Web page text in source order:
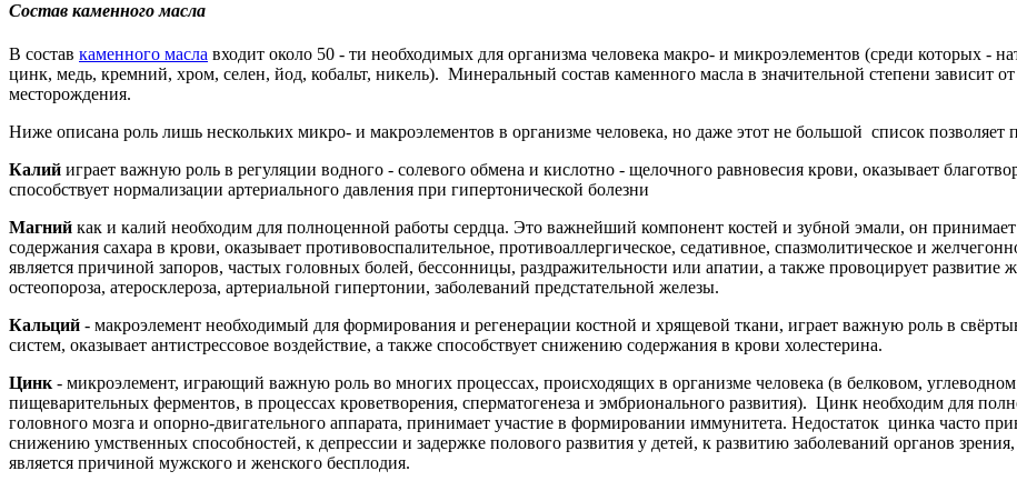
Состав каменного масла
В состав каменного масла входит около 50 - ти необходимых для организма человека макро- и микроэлементов (среди которых -
цинк, медь, кремний, хром, селен, йод, кобальт, никель). Минеральный состав каменного масла в значительной степени зависит от
месторождения.
Ниже описана роль лишь нескольких микро- и макроэлементов в организме человека, но даже этот не большой список позволяет
Калий играет важную роль в регуляции водного - солевого обмена и кислотно - щелочного равновесия крови, оказывает
способствует нормализации артериального давления при гипертонической болезни
Магний как и калий необходим для полноценной работы сердца. Это важнейший компонент костей и зубной эмали, он
содержания сахара в крови, оказывает противовоспалительное, противоаллергическое, седативное, спазмолитическое и
является причиной запоров, частых головных болей, бессонницы, раздражительности или апатии, а также провоцирует развитие
остеопороза, атеросклероза, артериальной гипертонии, заболеваний предстательной железы.
Кальций - макроэлемент необходимый для формирования и регенерации костной и хрящевой ткани, играет важную роль в
систем, оказывает антистрессовое воздействие, а также способствует снижению содержания в крови холестерина.
Цинк - микроэлемент, играющий важную роль во многих процессах, происходящих в организме человека (в белковом,
пищеварительных ферментов, в процессах кроветворения, сперматогенеза и эмбрионального развития). Цинк необходим для
головного мозга и опорно-двигательного аппарата, принимает участие в формировании иммунитета. Недостаток цинка часто
снижению умственных способностей, к депрессии и задержке полового развития у детей, к развитию заболеваний органов
является причиной мужского и женского бесплодия.